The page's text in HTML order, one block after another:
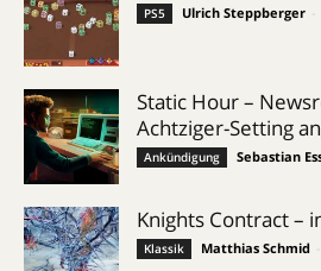
PS5 Ulrich Steppberger
Static Hour –
Achtziger-Setting
Ankündigung Sebastian
Knights Contract –
Klassik Matthias Schmid